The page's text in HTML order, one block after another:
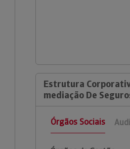
Estrutura
mediação De
Órgãos Sociais